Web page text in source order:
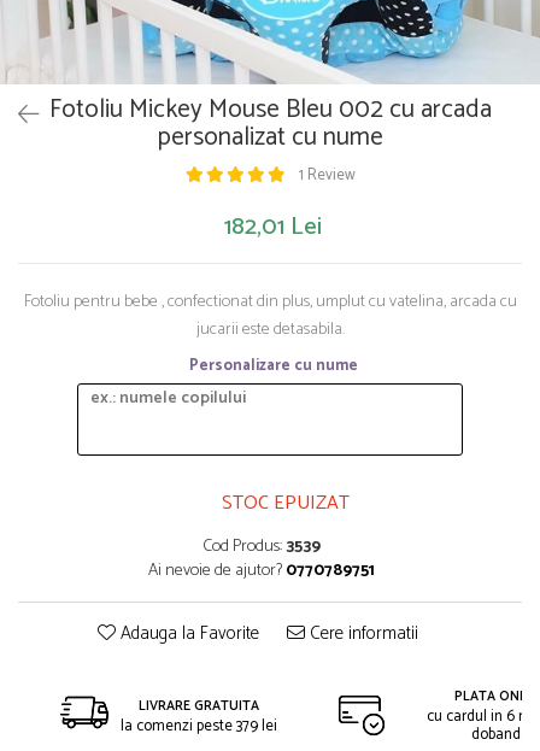
Papusi si accesorii
Trotinete
Trenulete si masinute
Unelte si bancuri de lucru
Fotoliu Mickey Mouse Bleu 002 cu arcada
personalizat cu nume
1 Review
182,01 Lei
Fotoliu pentru bebe , confectionat din plus, umplut cu vatelina, arcada cu
jucarii este detasabila.
Personalizare cu nume
STOC EPUIZAT
Cod Produs:3539
Ai nevoie de ajutor?0770789751
Adauga la Favorite Cere informatii
LIVRARE GRATUITA
la comenzi peste 379 lei
PLATA
cu cardul in 6
dobanda